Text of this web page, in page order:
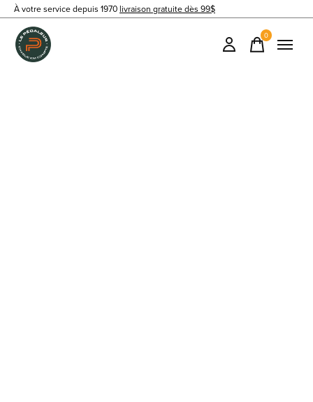
À votre service depuis 1970 livraison gratuite dès 99$
0items